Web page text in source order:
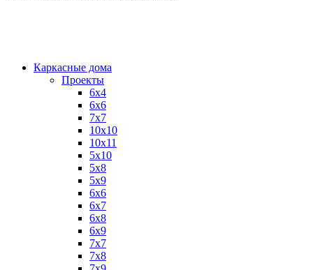
Каркасные дома
Проекты
6х4
6х6
7х7
10х10
10х11
5х10
5х8
5х9
6x6
6x7
6x8
6x9
7x7
7x8